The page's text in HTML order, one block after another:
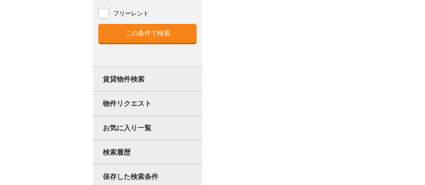
フリーレント
賃貸物件検索
物件リクエスト
お気に入り一覧
検索履歴
保存した検索条件